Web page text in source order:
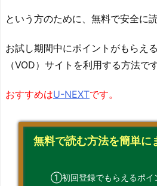
という方のために、無料で安全に
お試し期間中にポイントがもらえ
（VOD）サイトを利用する方法です
おすすめはU-NEXTです。
無料で読む方法を簡単に
①初回登録でもらえるポイ